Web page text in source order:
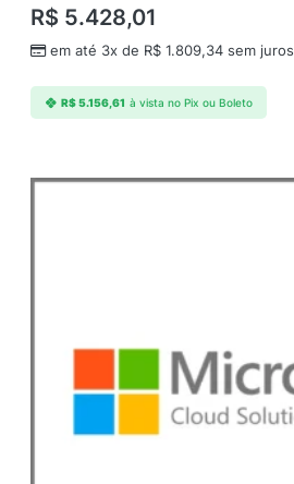
u
e
u
a
i
R$ 5.428,01
em até 3x de R$ 1.809,34 sem juros
R$5.156,61 à vista no Pix ou Boleto